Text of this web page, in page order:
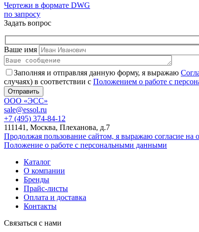
Чертежи в формате DWG
по запросу
Задать вопрос
Ваше имя
Заполняя и отправляя данную форму, я выражаю
случаях) в соответствии с Положением о работе с
ООО «ЭСС»
sale@essol.ru
+7 (495) 374-84-12
111141, Москва, Плеханова, д.7
Продолжая пользование сайтом, я выражаю согласие
Положение о работе с персональными данными
Каталог
О компании
Бренды
Прайс-листы
Оплата и доставка
Контакты
Связаться с нами